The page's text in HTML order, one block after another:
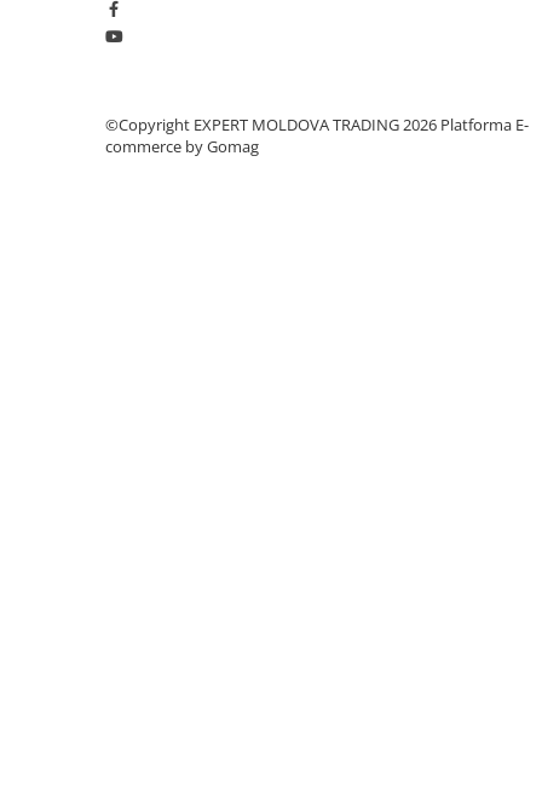
Dispozitiv de testare
Indicator cadran / Baze magnetice
©Copyright EXPERT MOLDOVA TRADING 2026 Platforma E-
commerce by Gomag